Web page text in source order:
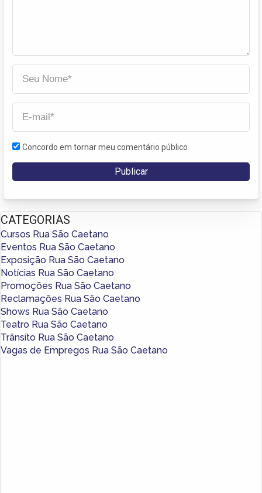
Concordo em tornar meu comentário público
CATEGORIAS
Cursos Rua São Caetano
Eventos Rua São Caetano
Exposição Rua São Caetano
Notícias Rua São Caetano
Promoções Rua São Caetano
Reclamações Rua São Caetano
Shows Rua São Caetano
Teatro Rua São Caetano
Trânsito Rua São Caetano
Vagas de Empregos Rua São Caetano